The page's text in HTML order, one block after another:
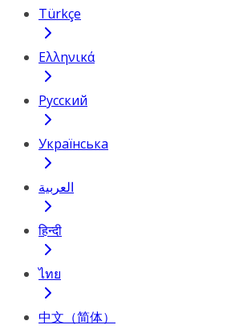
Türkçe
Ελληνικά
Русский
Українська
العربية
हिन्दी
ไทย
中文（简体）